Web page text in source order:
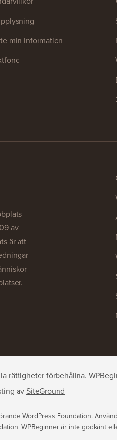
min information
av
är att
rättigheter förbehållna.
avSiteGround
WordPress Foundation.
WPBeginner är inte godkänt